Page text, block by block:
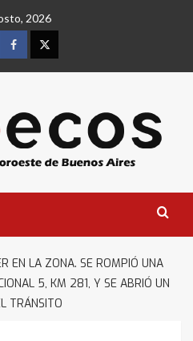
2026
FacebookTwitter
EN LA ZONA. SE ROMPIÓ UNA
5, KM 281, Y SE ABRIÓ UN
TRÁNSITO